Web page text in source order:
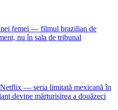
femei — filmul brazilian de
nu în sala de tribunal
— seria limitată mexicană în
devine mărturisirea a douăzeci